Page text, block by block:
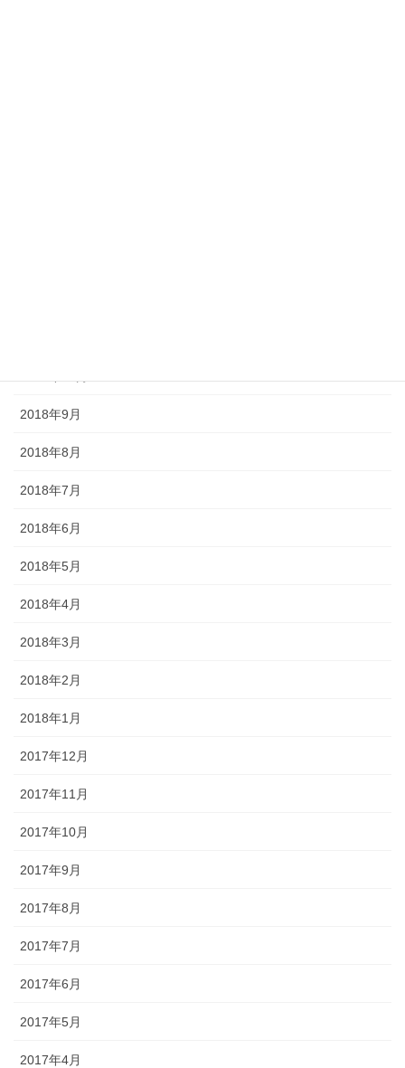
2018年9月
2018年8月
2018年7月
2018年6月
2018年5月
2018年4月
2018年3月
2018年2月
2018年1月
2017年12月
2017年11月
2017年10月
2017年9月
2017年8月
2017年7月
2017年6月
2017年5月
2017年4月